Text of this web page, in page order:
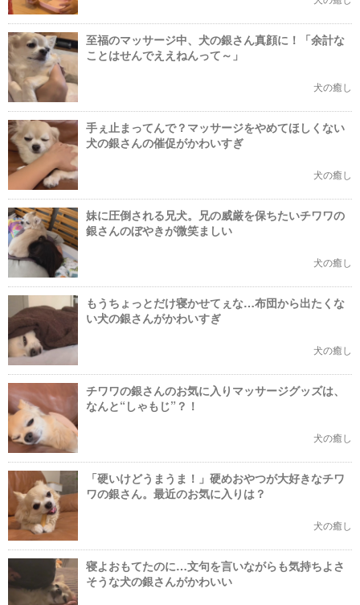
至福のマッサージ中、犬の銀さん真顔に！「余計な
ことはせんでええねんって～」
犬の癒し
手ぇ止まってんで？マッサージをやめてほしくない
犬の銀さんの催促がかわいすぎ
犬の癒し
妹に圧倒される兄犬。兄の威厳を保ちたいチワワの
銀さんのぼやきが微笑ましい
犬の癒し
もうちょっとだけ寝かせてぇな…布団から出たくな
い犬の銀さんがかわいすぎ
犬の癒し
チワワの銀さんのお気に入りマッサージグッズは、
なんと“しゃもじ”？！
犬の癒し
「硬いけどうまうま！」硬めおやつが大好きなチワ
ワの銀さん。最近のお気に入りは？
犬の癒し
寝よおもてたのに…文句を言いながらも気持ちよさ
そうな犬の銀さんがかわいい